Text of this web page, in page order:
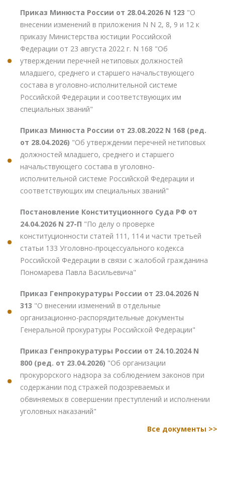
Приказ Минюста России от 28.04.2026 N 123 "О
внесении изменений в приложения N N 2, 8, 9 и 12 к
приказу Министерства юстиции Российской
Федерации от 23 августа 2022 г. N 168 "Об
утверждении перечней нетиповых должностей
младшего, среднего и старшего начальствующего
состава в уголовно-исполнительной системе
Российской Федерации и соответствующих им
специальных званий"
Приказ Минюста России от 23.08.2022 N 168 (ред.
от 28.04.2026) "Об утверждении перечней нетиповых
должностей младшего, среднего и старшего
начальствующего состава в уголовно-
исполнительной системе Российской Федерации и
соответствующих им специальных званий"
Постановление Конституционного Суда РФ от
24.04.2026 N 27-П "По делу о проверке
конституционности статей 111, 114 и части третьей
статьи 133 Уголовно-процессуального кодекса
Российской Федерации в связи с жалобой гражданина
Пономарева Павла Васильевича"
Приказ Генпрокуратуры России от 23.04.2026 N
313 "О внесении изменений в отдельные
организационно-распорядительные документы
Генеральной прокуратуры Российской Федерации"
Приказ Генпрокуратуры России от 24.10.2024 N
800 (ред. от 23.04.2026) "Об организации
прокурорского надзора за соблюдением законов при
содержании под стражей подозреваемых и
обвиняемых в совершении преступлений и исполнении
уголовных наказаний"
Все документы >>